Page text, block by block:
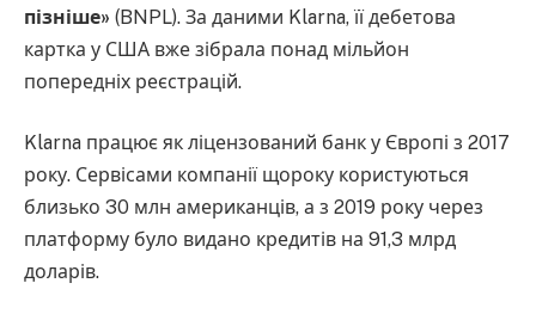
пізніше» (BNPL). За даними Klarna, її дебетова
картка у США вже зібрала понад мільйон
попередніх реєстрацій.
Klarna працює як ліцензований банк у Європі з 2017
року. Сервісами компанії щороку користуються
близько 30 млн американців, а з 2019 року через
платформу було видано кредитів на 91,3 млрд
доларів.